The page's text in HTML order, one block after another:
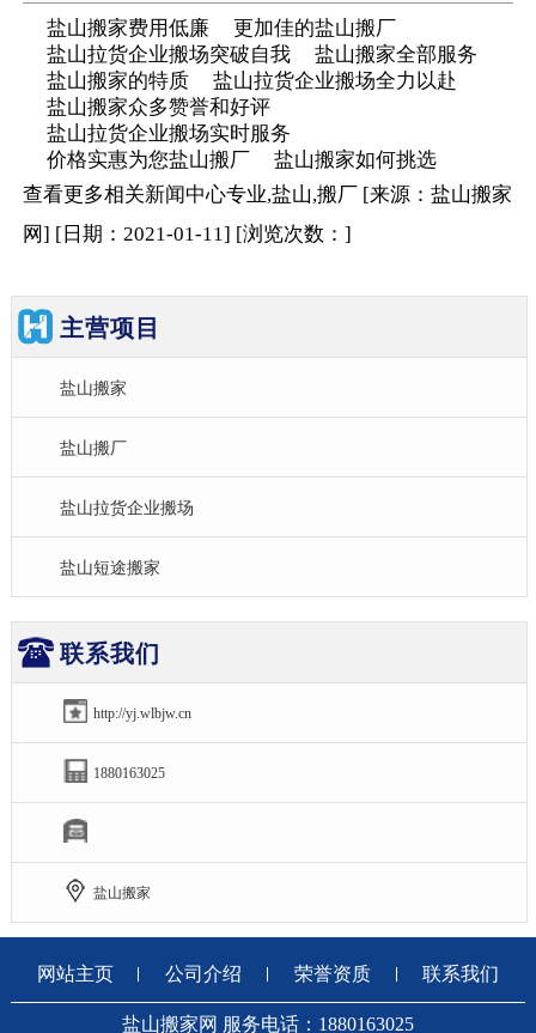
盐山搬家费用低廉
更加佳的盐山搬厂
盐山拉货企业搬场突破自我
盐山搬家全部服务
盐山搬家的特质
盐山拉货企业搬场全力以赴
盐山搬家众多赞誉和好评
盐山拉货企业搬场实时服务
价格实惠为您盐山搬厂
盐山搬家如何挑选
查看更多相关新闻中心专业,盐山,搬厂 [来源：盐山搬家
网] [日期：2021-01-11] [浏览次数： ]
主营项目
盐山搬家
盐山搬厂
盐山拉货企业搬场
盐山短途搬家
联系我们
http://yj.wlbjw.cn
1880163025
盐山搬家
网站主页 公司介绍 荣誉资质 联系我们
盐山搬家网 服务电话：1880163025